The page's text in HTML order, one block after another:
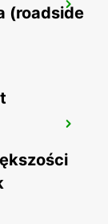
(roadside